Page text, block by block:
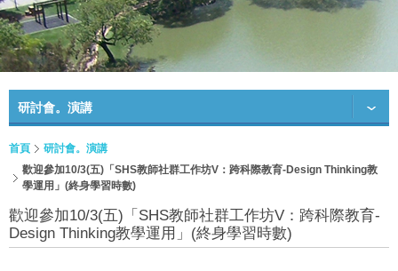
研討會。演講
首頁
研討會。演講
歡迎參加10/3(五)「SHS教師社群工作坊V：跨科際教育-Design Thinking教
學運用」(終身學習時數)
歡迎參加10/3(五)「SHS教師社群工作坊V：跨科際教育-
Design Thinking教學運用」(終身學習時數)